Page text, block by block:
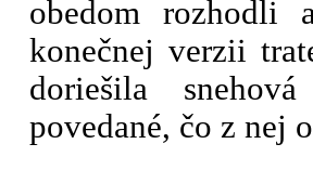
obedom rozhodli
konečnej verzii
doriešila
povedané, čo z nej